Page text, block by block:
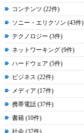
コンテンツ (22件)
ソニー・エリクソン (43件)
テクノロジー (3件)
ネットワーキング (9件)
ハードウェア (5件)
ビジネス (22件)
メディア (17件)
携帯電話 (37件)
書籍 (10件)